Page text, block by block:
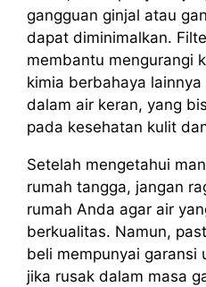
gangguan ginjal atau
dapat diminimalkan.
membantu mengurangi
kimia berbahaya
dalam air keran, yang
pada kesehatan kulit
Setelah mengetahui
rumah tangga, jangan
rumah Anda agar air
berkualitas. Namun,
beli mempunyai garansi
jika rusak dalam masa